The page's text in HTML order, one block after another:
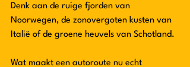
Denk aan de ruige fjorden van
Noorwegen, de zonovergoten kusten van
Italië of de groene heuvels van Schotland.
Wat maakt een autoroute nu echt